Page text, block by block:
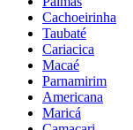
Cachoeirinha
Taubaté
Cariacica
Macaé
Parnamirim
Americana
Maricá